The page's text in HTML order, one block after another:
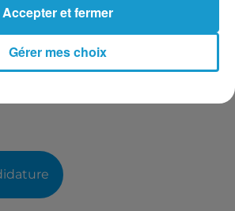
Gérer mes choix
Accepter et fermer